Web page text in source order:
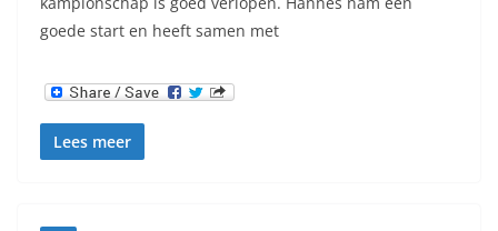
goede start en heeft samen met
Lees meer